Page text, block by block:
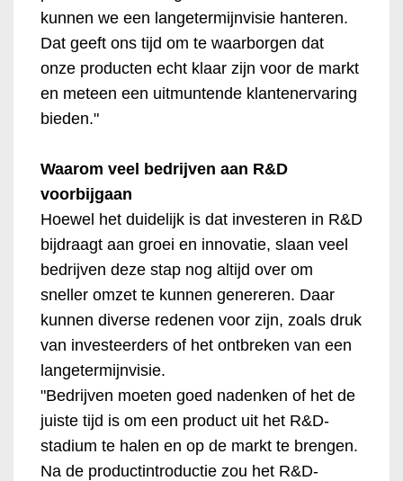
kunnen we een langetermijnvisie hanteren.
Dat geeft ons tijd om te waarborgen dat
onze producten echt klaar zijn voor de markt
en meteen een uitmuntende klantenervaring
bieden."
Waarom veel bedrijven aan R&D
voorbijgaan
Hoewel het duidelijk is dat investeren in R&D
bijdraagt aan groei en innovatie, slaan veel
bedrijven deze stap nog altijd over om
sneller omzet te kunnen genereren. Daar
kunnen diverse redenen voor zijn, zoals druk
van investeerders of het ontbreken van een
langetermijnvisie.
"Bedrijven moeten goed nadenken of het de
juiste tijd is om een product uit het R&D-
stadium te halen en op de markt te brengen.
Na de productintroductie zou het R&D-